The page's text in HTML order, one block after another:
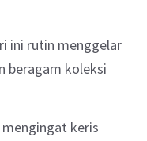
ini rutin menggelar
beragam koleksi
keris